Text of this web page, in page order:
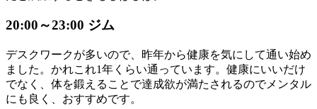
20:00～23:00 ジム
デスクワークが多いので、昨年から健康を気にして通い始め
ました。かれこれ1年くらい通っています。健康にいいだけ
でなく、体を鍛えることで達成欲が満たされるのでメンタル
にも良く、おすすめです。